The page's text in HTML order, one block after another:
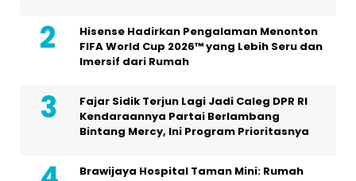
Hisense Hadirkan Pengalaman Menonton
FIFA World Cup 2026™ yang Lebih Seru dan
Imersif dari Rumah
Fajar Sidik Terjun Lagi Jadi Caleg DPR RI
Kendaraannya Partai Berlambang
Bintang Mercy, Ini Program Prioritasnya
Brawijaya Hospital Taman Mini: Rumah